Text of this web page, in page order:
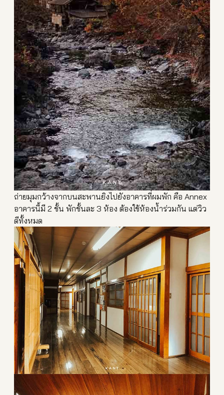
ถ่ายมุมกว้างจากบนสะพานยิงไปยังอาคารที่ผมพัก คือ Annex
อาคารนี้มี 2 ชั้น พักชั้นละ 3 ห้อง ต้องใช้ห้องน้ำร่วมกัน แต่วิว
ดีทั้งหมด